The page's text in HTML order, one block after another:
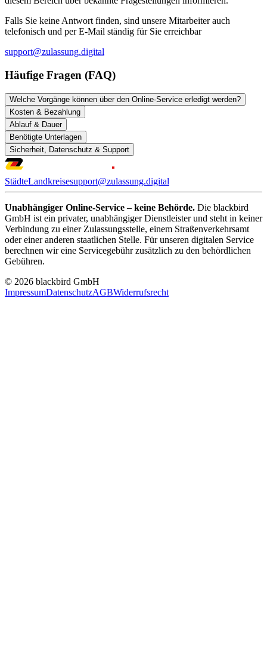
Falls Sie keine Antwort finden, sind unsere Mitarbeiter auch
telefonisch und per E-Mail ständig für Sie erreichbar
support@zulassung.digital
Häufige Fragen (FAQ)
Welche Vorgänge können über den Online-Service erledigt werden?
Kosten & Bezahlung
Ablauf & Dauer
Benötigte Unterlagen
Sicherheit, Datenschutz & Support
StädteLandkreisesupport@zulassung.digital
Unabhängiger Online-Service – keine Behörde. Die blackbird
GmbH ist ein privater, unabhängiger Dienstleister und steht in keiner
Verbindung zu einer Zulassungsstelle, einem Straßenverkehrsamt
oder einer anderen staatlichen Stelle. Für unseren digitalen Service
berechnen wir eine Servicegebühr zusätzlich zu den behördlichen
Gebühren.
© 2026 blackbird GmbH
ImpressumDatenschutzAGBWiderrufsrecht